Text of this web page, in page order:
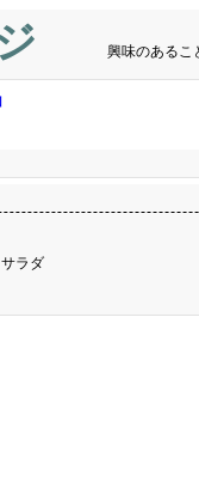
興味のあるこ
ラダ